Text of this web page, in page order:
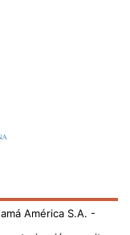
América S.A. -